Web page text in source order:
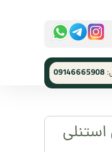
09146665908
استنلی